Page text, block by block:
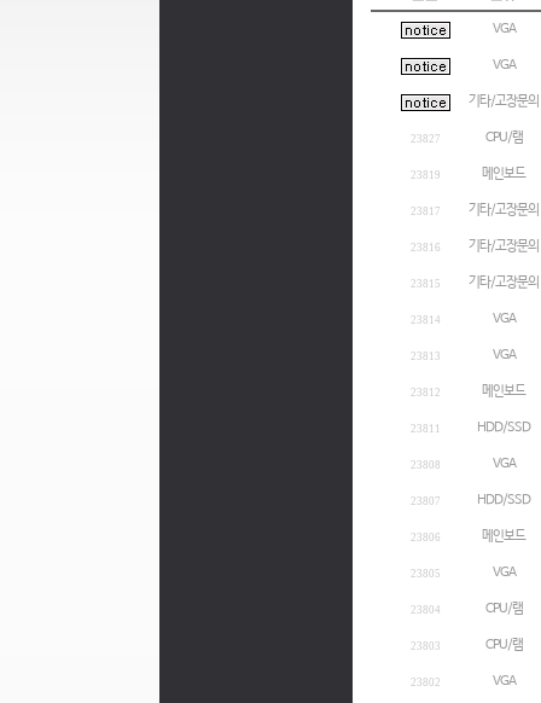
VGA
VGA
기타/고장문의
23827 CPU/램
23819 메인보드
23817 기타/고장문의
23816 기타/고장문의
23815 기타/고장문의
23814 VGA
23813 VGA
23812 메인보드
23811 HDD/SSD
23808 VGA
23807 HDD/SSD
23806 메인보드
23805 VGA
23804 CPU/램
23803 CPU/램
23802 VGA